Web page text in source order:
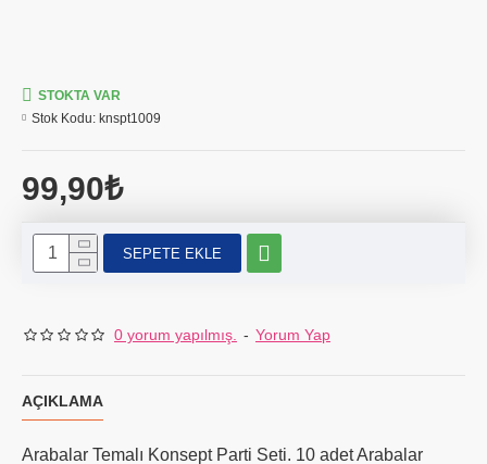
0 yorum yapılmış. - Yorum Yap
99,90₺
STOKTA VAR
Stok Kodu: knspt1009
SEPETE EKLE
AÇIKLAMA
Arabalar Temalı Konsept Parti Seti. 10 adet Arabalar